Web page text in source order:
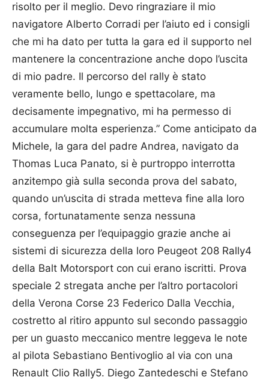
risolto per il meglio. Devo ringraziare il mio
navigatore Alberto Corradi per l’aiuto ed i consigli
che mi ha dato per tutta la gara ed il supporto nel
mantenere la concentrazione anche dopo l’uscita
di mio padre. Il percorso del rally è stato
veramente bello, lungo e spettacolare, ma
decisamente impegnativo, mi ha permesso di
accumulare molta esperienza.” Come anticipato da
Michele, la gara del padre Andrea, navigato da
Thomas Luca Panato, si è purtroppo interrotta
anzitempo già sulla seconda prova del sabato,
quando un’uscita di strada metteva fine alla loro
corsa, fortunatamente senza nessuna
conseguenza per l’equipaggio grazie anche ai
sistemi di sicurezza della loro Peugeot 208 Rally4
della Balt Motorsport con cui erano iscritti. Prova
speciale 2 stregata anche per l’altro portacolori
della Verona Corse 23 Federico Dalla Vecchia,
costretto al ritiro appunto sul secondo passaggio
per un guasto meccanico mentre leggeva le note
al pilota Sebastiano Bentivoglio al via con una
Renault Clio Rally5. Diego Zantedeschi e Stefano